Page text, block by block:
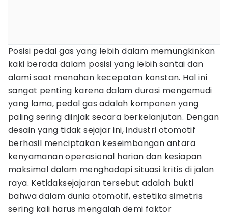
Posisi pedal gas yang lebih dalam memungkinkan
kaki berada dalam posisi yang lebih santai dan
alami saat menahan kecepatan konstan. Hal ini
sangat penting karena dalam durasi mengemudi
yang lama, pedal gas adalah komponen yang
paling sering diinjak secara berkelanjutan. Dengan
desain yang tidak sejajar ini, industri otomotif
berhasil menciptakan keseimbangan antara
kenyamanan operasional harian dan kesiapan
maksimal dalam menghadapi situasi kritis di jalan
raya. Ketidaksejajaran tersebut adalah bukti
bahwa dalam dunia otomotif, estetika simetris
sering kali harus mengalah demi faktor